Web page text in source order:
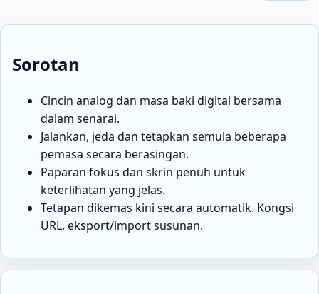
Sorotan
Cincin analog dan masa baki digital bersama
dalam senarai.
Jalankan, jeda dan tetapkan semula beberapa
pemasa secara berasingan.
Paparan fokus dan skrin penuh untuk
keterlihatan yang jelas.
Tetapan dikemas kini secara automatik. Kongsi
URL, eksport/import susunan.